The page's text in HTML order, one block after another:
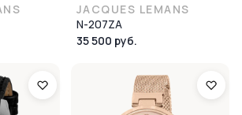
JACQUES LEMANS
N-207ZA
35 500 руб.